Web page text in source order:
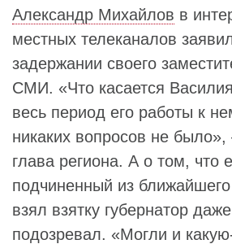
Александр Михайлов в
местных телеканалов
задержании своего
СМИ. «Что касается
весь период его работы к
никаких вопросов не было»,
глава региона. А о том, что
подчиненный из
взял взятку губернатор
подозревал. «Могли и